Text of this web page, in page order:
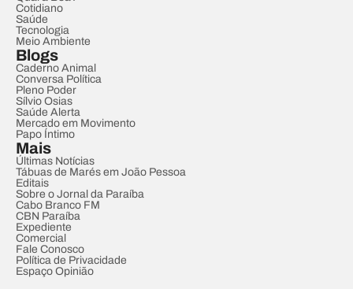
Cotidiano
Saúde
Tecnologia
Meio Ambiente
Blogs
Caderno Animal
Conversa Política
Pleno Poder
Sílvio Osias
Saúde Alerta
Mercado em Movimento
Papo Íntimo
Mais
Últimas Notícias
Tábuas de Marés em João Pessoa
Editais
Sobre o Jornal da Paraíba
Cabo Branco FM
CBN Paraíba
Expediente
Comercial
Fale Conosco
Política de Privacidade
Espaço Opinião